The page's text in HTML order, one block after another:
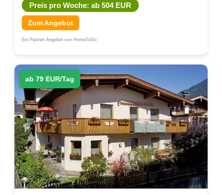
Preis pro Woche: ab 504 EUR
Zum Angebot
Ein Partner-Angebot von HomeToGo
ab 79 EUR/Tag